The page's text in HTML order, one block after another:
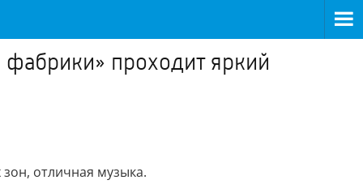
проходит яркий
отличная музыка.